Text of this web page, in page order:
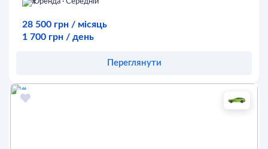
28 500 грн / місяць
1 700 грн / день
Переглянути
Оставить заявку